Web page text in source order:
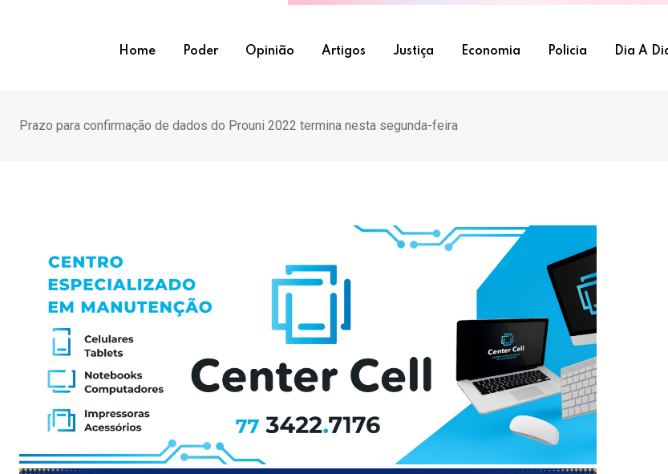
Home Poder Opinião Artigos Justiça Economia Policia Dia A
Prazo para confirmação de dados do Prouni 2022 termina nesta segunda-feira